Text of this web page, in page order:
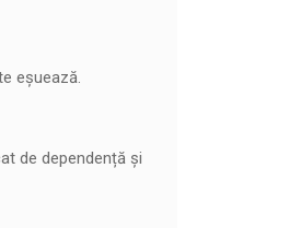
eșuează.
de dependență și